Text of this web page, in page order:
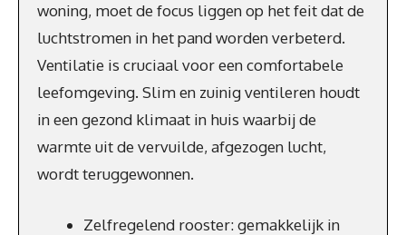
woning, moet de focus liggen op het feit dat de
luchtstromen in het pand worden verbeterd.
Ventilatie is cruciaal voor een comfortabele
leefomgeving. Slim en zuinig ventileren houdt
in een gezond klimaat in huis waarbij de
warmte uit de vervuilde, afgezogen lucht,
wordt teruggewonnen.
Zelfregelend rooster: gemakkelijk in